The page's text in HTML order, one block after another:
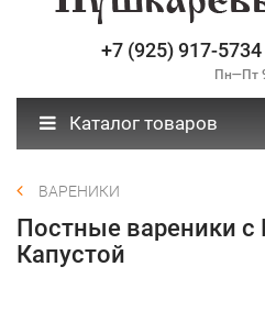
+7 (925) 917-5734
Пн—Пт
Каталог товаров
ВАРЕНИКИ
Постные вареники с
Капустой